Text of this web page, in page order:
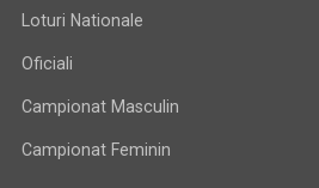
Loturi Nationale
Oficiali
Campionat Masculin
Campionat Feminin